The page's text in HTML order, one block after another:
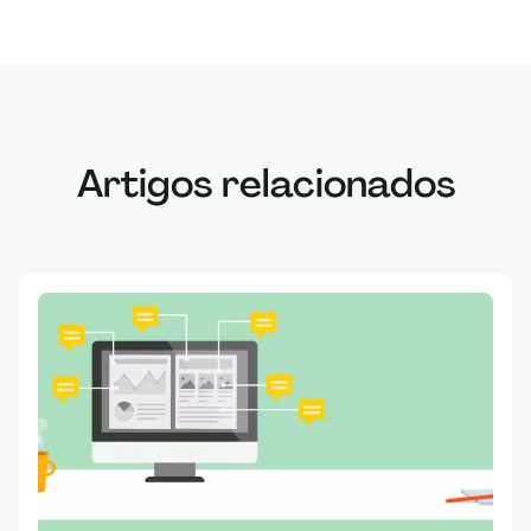
Artigos relacionados